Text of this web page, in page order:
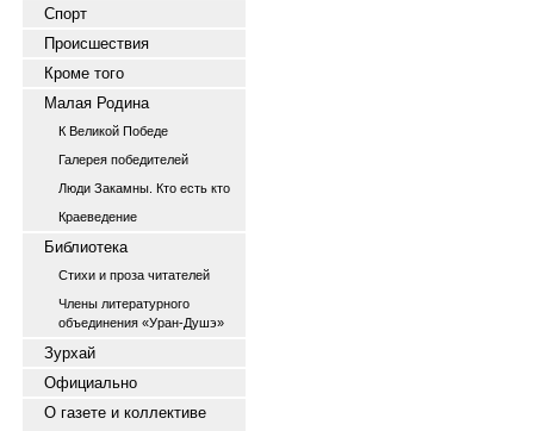
Спорт
Происшествия
Кроме того
Малая Родина
К Великой Победе
Галерея победителей
Люди Закамны. Кто есть кто
Краеведение
Библиотека
Стихи и проза читателей
Члены литературного
объединения «Уран-Душэ»
Зурхай
Официально
О газете и коллективе